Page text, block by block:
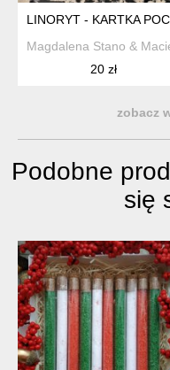
LINORYT - KARTKA
Magdalena Stano &
20 zł
zobacz
Podobne
się